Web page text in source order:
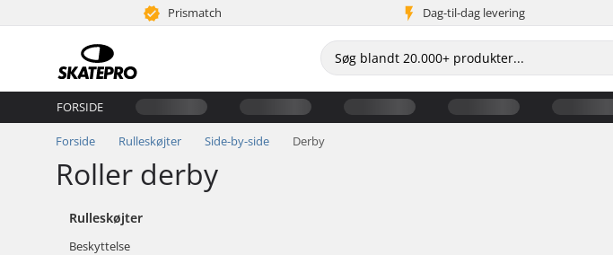
Prismatch Dag-til-dag levering
FORSIDE
Forside Rulleskøjter Side-by-side Derby
Roller derby
Rulleskøjter
Beskyttelse